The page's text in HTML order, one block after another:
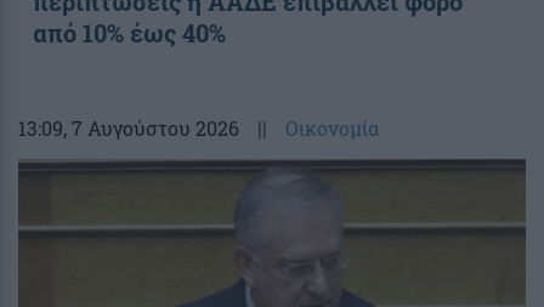
από 10% έως 40%
13:09, 7 Αυγούστου 2026 || Οικονομία